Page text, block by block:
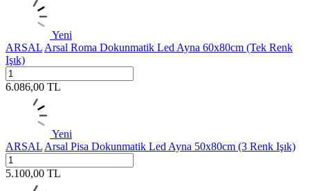
Yeni
ARSAL Arsal Roma Dokunmatik Led Ayna 60x80cm (Tek Renk
Işık)
6.086,00 TL
Yeni
ARSAL Arsal Pisa Dokunmatik Led Ayna 50x80cm (3 Renk Işık)
5.100,00 TL